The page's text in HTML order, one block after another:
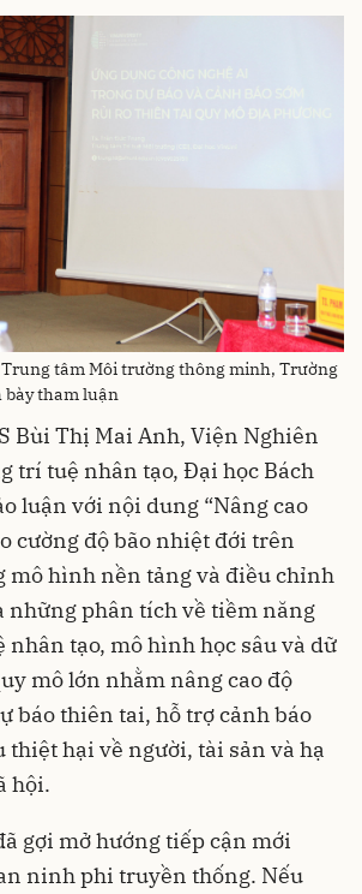
tâm Môi trường thông minh, Trường
tham luận
Bùi Thị Mai Anh, Viện Nghiên
trí tuệ nhân tạo, Đại học Bách
luận với nội dung “Nâng cao
cường độ bão nhiệt đới trên
mô hình nền tảng và điều chỉnh
những phân tích về tiềm năng
tạo, mô hình học sâu và dữ
mô lớn nhằm nâng cao độ
báo thiên tai, hỗ trợ cảnh báo
thiệt hại về người, tài sản và hạ
hội.
gợi mở hướng tiếp cận mới
ninh phi truyền thống. Nếu